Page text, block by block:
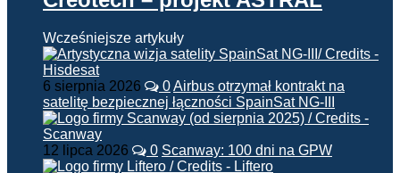
Wcześniejsze artykuły
6 sierpnia 2026 0Airbus otrzymał kontrakt na
satelitę bezpiecznej łączności SpainSat NG-III
12 lipca 2026 0 Scanway: 100 dni na GPW